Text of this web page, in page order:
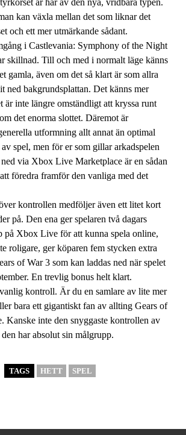
kan växla mellan det som liknar det
och ett mer utmärkande sådant.
i Castlevania: Symphony of the Night
skillnad. Till och med i normalt läge känns
gamla, även om det så klart är som allra
ned bakgrundsplattan. Det känns mer
är inte längre omständligt att kryssa runt
det enorma slottet. Däremot är
utformning allt annat än optimal
spel, men för er som gillar arkadspelen
via Xbox Live Marketplace är en sådan
föredra framför den vanliga med det
kontrollen medföljer även ett litet kort
på. Den ena ger spelaren två dagars
på Xbox Live för att kunna spela online,
roligare, ger köparen fem stycken extra
of War 3 som kan laddas ned när spelet
En trevlig bonus helt klart.
kontroll. Är du en samlare av lite mer
bara ett gigantiskt fan av allting Gears of
Kanske inte den snyggaste kontrollen av
har absolut sin målgrupp.
TAGS HETT SPEL